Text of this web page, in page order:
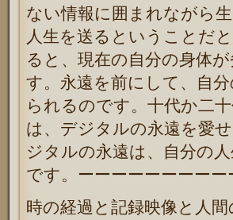
ない情報に囲まれながら
人生を送るということだ
ると、現在の自分の身体
す。永遠を前にして、自
られるのです。十代か二
は、デジタルの永遠を愛
ジタルの永遠は、自分の
です。ーーーーーーーーー
時の経過と記録映像と人